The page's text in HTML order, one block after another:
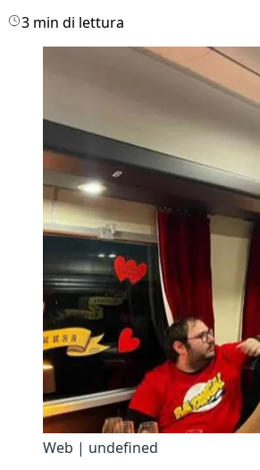
3 min di lettura
Web | undefined